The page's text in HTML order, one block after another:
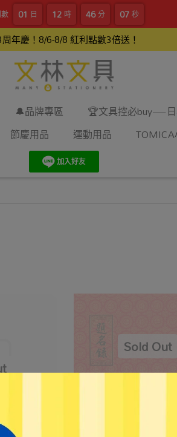
01 日 12 時 46分 06秒
年慶！8/6-8/8 紅利點數3倍送！
🔔品牌專區 🏆文具控必buy—日
節慶用品 運動用品